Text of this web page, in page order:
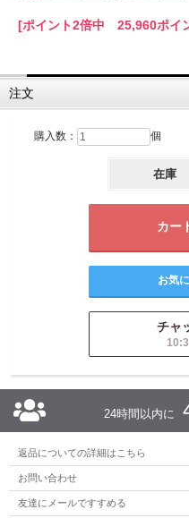
[ポイント2倍中 25,960ポイ
注文
購入数： 個
在庫
チャ
24時間以内に
返品についての詳細はこちら
お問い合わせ
友達にメールですすめる